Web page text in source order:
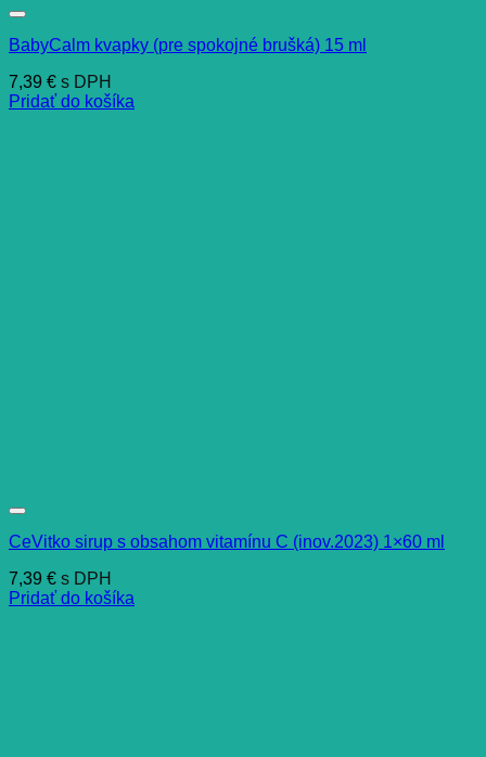
BabyCalm kvapky (pre spokojné brušká) 15 ml
7,39 € s DPH
Pridať do košíka
CeVitko sirup s obsahom vitamínu C (inov.2023) 1×60 ml
7,39 € s DPH
Pridať do košíka